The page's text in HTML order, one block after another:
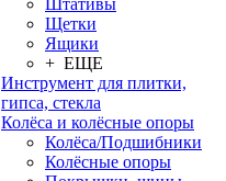
Штативы
Щетки
Ящики
+ ЕЩЕ
Инструмент для плитки,
гипса, стекла
Колёса и колёсные опоры
Колёса/Подшибники
Колёсные опоры